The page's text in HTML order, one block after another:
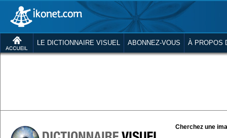
LE DICTIONNAIRE VISUEL ABONNEZ-VOUS À PROPOS
Cherchez une